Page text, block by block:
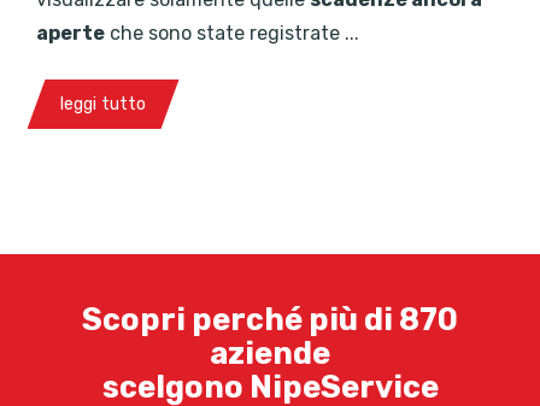
aperte che sono state registrate ...
leggi tutto
Scopri perché più di 870
aziende
scelgono NipeService